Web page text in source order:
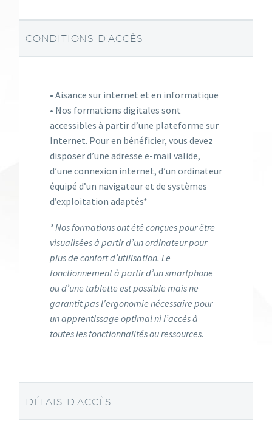
CONDITIONS D’ACCÈS
• Aisance sur internet et en informatique
• Nos formations digitales sont
accessibles à partir d’une plateforme sur
Internet. Pour en bénéficier, vous devez
disposer d’une adresse e-mail valide,
d’une connexion internet, d’un ordinateur
équipé d’un navigateur et de systèmes
d’exploitation adaptés*
* Nos formations ont été conçues pour être
visualisées à partir d’un ordinateur pour
plus de confort d’utilisation. Le
fonctionnement à partir d’un smartphone
ou d’une tablette est possible mais ne
garantit pas l’ergonomie nécessaire pour
un apprentissage optimal ni l’accès à
toutes les fonctionnalités ou ressources.
DÉLAIS D’ACCÈS